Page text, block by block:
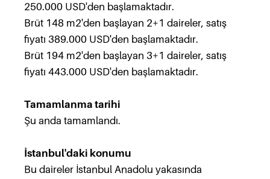
250.000 USD'den başlamaktadır.
Brüt 148 m2'den başlayan 2+1 daireler, satış
fiyatı 389.000 USD'den başlamaktadır.
Brüt 194 m2'den başlayan 3+1 daireler, satış
fiyatı 443.000 USD'den başlamaktadır.
Tamamlanma tarihi
Şu anda tamamlandı.
İstanbul'daki konumu
Bu daireler İstanbul Anadolu yakasında